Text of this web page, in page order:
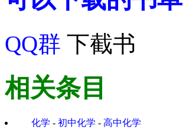
QQ群 下截书
相关条目
化学 -初中化学 -高中化学